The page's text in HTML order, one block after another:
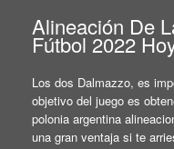
Alineación De
Fútbol 2022
Los dos Dalmazzo, es
objetivo del juego es
polonia argentina
una gran ventaja si te